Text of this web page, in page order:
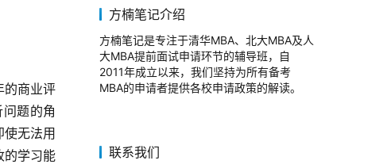
的商业评
题的角
无法用
的学习能
方楠笔记介绍
方楠笔记是专注于清华MBA、北大MBA及人
大MBA提前面试申请环节的辅导班，自
2011年成立以来，我们坚持为所有备考
MBA的申请者提供各校申请政策的解读。
联系我们